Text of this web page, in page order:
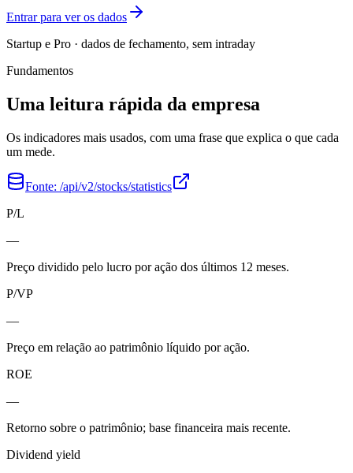
Entrar para ver os dados
Startup e Pro · dados de fechamento, sem intraday
Fundamentos
Uma leitura rápida da empresa
Os indicadores mais usados, com uma frase que explica o que cada
um mede.
Fonte: /api/v2/stocks/statistics
P/L
—
Preço dividido pelo lucro por ação dos últimos 12 meses.
P/VP
—
Preço em relação ao patrimônio líquido por ação.
ROE
—
Retorno sobre o patrimônio; base financeira mais recente.
Dividend yield